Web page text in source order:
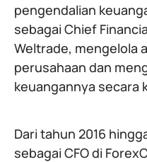
pengendalian
sebagai Chief
Weltrade, mengelola
perusahaan dan
keuangannya secara
Dari tahun 2016
sebagai CFO di